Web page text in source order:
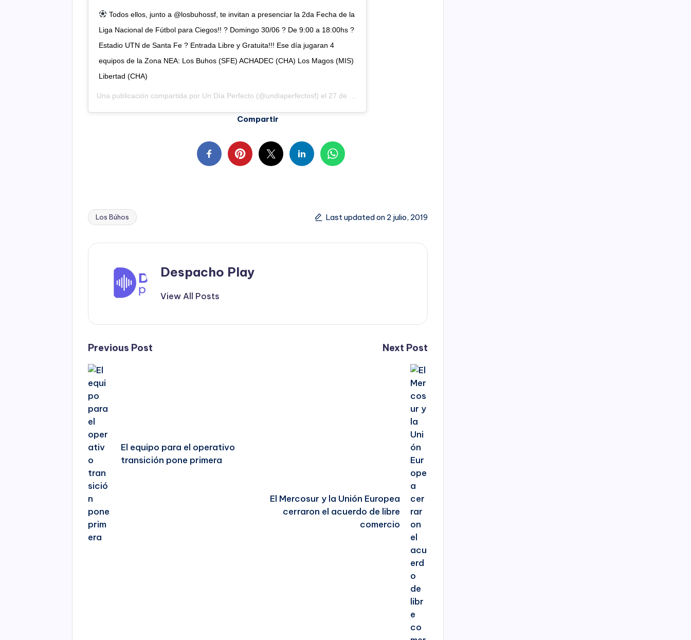
Todos ellos, junto a @losbuhossf, te invitan a presenciar la 2da Fecha de la
Liga Nacional de Fútbol para Ciegos!! ? Domingo 30/06 ? De 9:00 a 18:00hs ?
Estadio UTN de Santa Fe ? Entrada Libre y Gratuita!!! Ese día jugaran 4
equipos de la Zona NEA: Los Buhos (SFE) ACHADEC (CHA) Los Magos (MIS)
Libertad (CHA)
Una publicación compartida por Un Día Perfecto (@undiaperfectosf) el 27 de Jun de 2019 a las 7:33 PDT
Compartir
Tags:
Los Búhos Last updated on 2 julio, 2019
Despacho Play
View All Posts
Post
navigation
Previous Post
El equipo para el operativo
transición pone primera
Next Post
El Mercosur y la Unión Europea
cerraron el acuerdo de libre
comercio